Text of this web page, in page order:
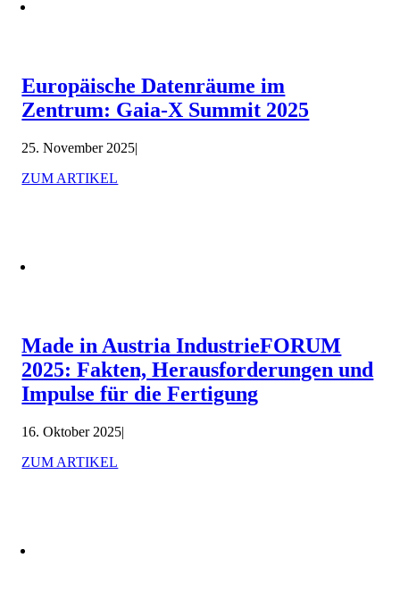
Europäische Datenräume im
Zentrum: Gaia-X Summit 2025
25. November 2025|
ZUM ARTIKEL
Made in Austria IndustrieFORUM
2025: Fakten, Herausforderungen und
Impulse für die Fertigung
16. Oktober 2025|
ZUM ARTIKEL